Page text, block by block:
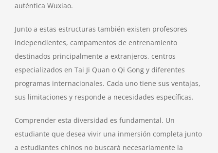
auténtica Wuxiao.
Junto a estas estructuras también existen profesores
independientes, campamentos de entrenamiento
destinados principalmente a extranjeros, centros
especializados en Tai Ji Quan o Qi Gong y diferentes
programas internacionales. Cada uno tiene sus ventajas,
sus limitaciones y responde a necesidades específicas.
Comprender esta diversidad es fundamental. Un
estudiante que desea vivir una inmersión completa junto
a estudiantes chinos no buscará necesariamente la